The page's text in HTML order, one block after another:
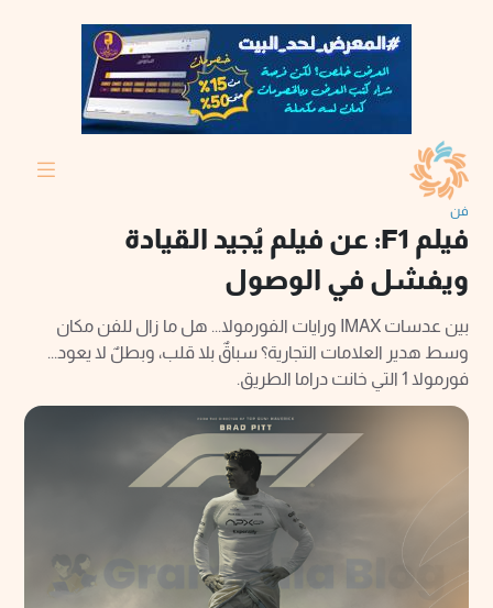
فن
فيلم F1: عن فيلم يُجيد القيادة
ويفشل في الوصول
بين عدسات IMAX ورايات الفورمولا... هل ما زال للفن مكان
وسط هدير العلامات التجارية؟ سباقٌ بلا قلب، وبطلٌ لا يعود...
فورمولا 1 التي خانت دراما الطريق.